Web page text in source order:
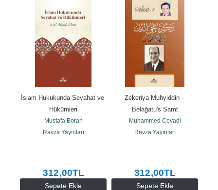
Sepete Ekle
İslam Hukukunda Seyahat ve
Hükümleri
Mustafa Boran
Ravza Yayınları
312,00TL
Sepete Ekle
Zekeriya Muhyiddin -
Belağatu's Samt
Muhammed Cevadi
Ravza Yayınları
312,00TL